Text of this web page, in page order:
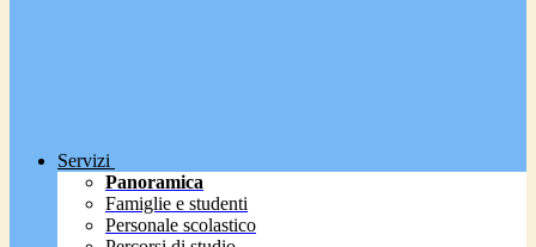
Servizi
Panoramica
Famiglie e studenti
Personale scolastico